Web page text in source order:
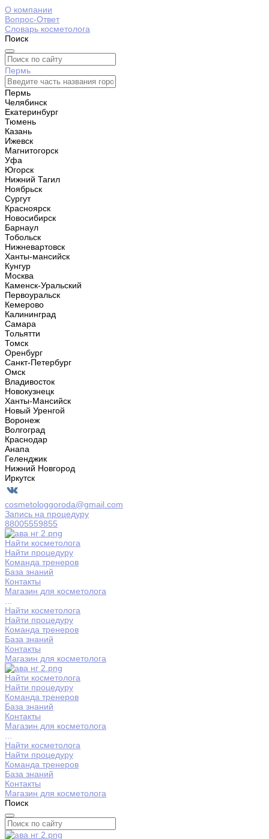
О компании
Вопрос-Ответ
Словарь косметолога
Поиск
Пермь
Пермь
Челябинск
Екатеринбург
Тюмень
Казань
Ижевск
Магнитогорск
Уфа
Югорск
Нижний Тагил
Ноябрьск
Сургут
Красноярск
Новосибирск
Барнаул
Тобольск
Нижневартовск
Ханты-мансийск
Кунгур
Москва
Каменск-Уральский
Первоуральск
Кемерово
Калининград
Самара
Тольятти
Томск
Оренбург
Санкт-Петербург
Омск
Владивосток
Новокузнецк
Ханты-Мансийск
Новый Уренгой
Воронеж
Волгоград
Краснодар
Анапа
Геленджик
Нижний Новгород
Иркутск
cosmetologgoroda@gmail.com
Запись на процедуру
88005559855
Найти косметолога
Найти процедуру
Команда тренеров
База знаний
Контакты
Магазин для косметолога
Найти косметолога
Найти процедуру
Команда тренеров
База знаний
Контакты
Магазин для косметолога
Найти косметолога
Найти процедуру
Команда тренеров
База знаний
Контакты
Магазин для косметолога
Найти косметолога
Найти процедуру
Команда тренеров
База знаний
Контакты
Магазин для косметолога
Поиск